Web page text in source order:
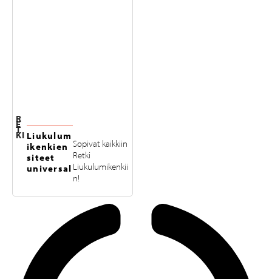
R
E
T
KI Liukulum
ikenkien
siteet
universal
Sopivat kaikkiin
Retki
Liukulumikenkii
n!